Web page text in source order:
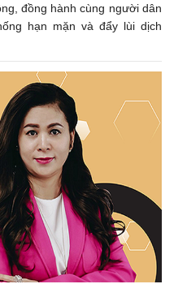
đồng hành cùng người dân
hạn mặn và đẩy lùi dịch